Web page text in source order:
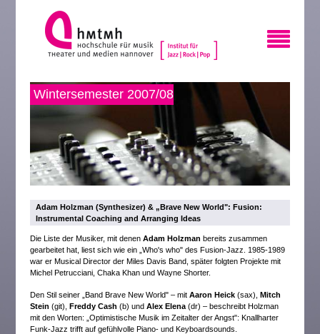
Wintersemester 2007/08
Adam Holzman (Synthesizer) & „Brave New World": Fusion:
Instrumental Coaching and Arranging Ideas
Die Liste der Musiker, mit denenAdam Holzman bereits zusammen
gearbeitet hat, liest sich wie ein „Who's who" des Fusion-Jazz. 1985-1989
war er Musical Director der Miles Davis Band, später folgten Projekte mit
Michel Petrucciani, Chaka Khan und Wayne Shorter.
Den Stil seiner „Band Brave New World" – mitAaron Heick (sax),Mitch
Stein (git),Freddy Cash (b) undAlex Elena (dr) – beschreibt Holzman
mit den Worten: „Optimistische Musik im Zeitalter der Angst": Knallharter
Funk-Jazz trifft auf gefühlvolle Piano- und Keyboardsounds.